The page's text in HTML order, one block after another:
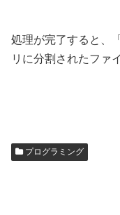
処理が完了すると、
リに分割されたファ
プログラミング